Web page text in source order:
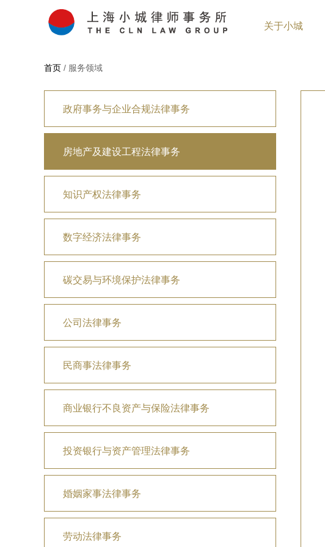
关于小城
首页 / 服务领域
政府事务与企业合规法律事务
房地产及建设工程法律事务
知识产权法律事务
数字经济法律事务
碳交易与环境保护法律事务
公司法律事务
民商事法律事务
商业银行不良资产与保险法律事务
投资银行与资产管理法律事务
婚姻家事法律事务
劳动法律事务